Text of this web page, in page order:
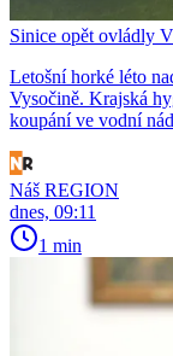
Sinice opět ovládly
Letošní horké léto
Vysočině. Krajská
koupání ve vodní
Náš REGION
dnes, 09:11
1 min